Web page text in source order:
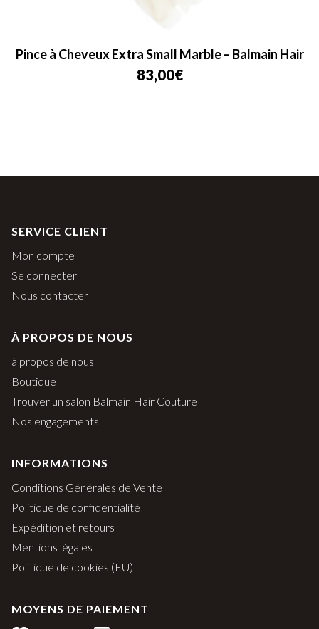
Pince à Cheveux Extra Small Marble – Balmain Hair
83,00€
SERVICE CLIENT
Mon compte
Se connecter
Nous contacter
À PROPOS DE NOUS
à propos de nous
Boutique
Trouver un salon Balmain Hair Couture
Nos engagements
INFORMATIONS
Conditions Générales de Vente
Politique de confidentialité
Expédition et retours
Mentions légales
Politique de cookies (EU)
MOYENS DE PAIEMENT